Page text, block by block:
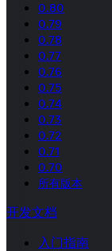
0.80
0.79
0.78
0.77
0.76
0.75
0.74
0.73
0.72
0.71
0.70
所有版本
开发文档
入门指南